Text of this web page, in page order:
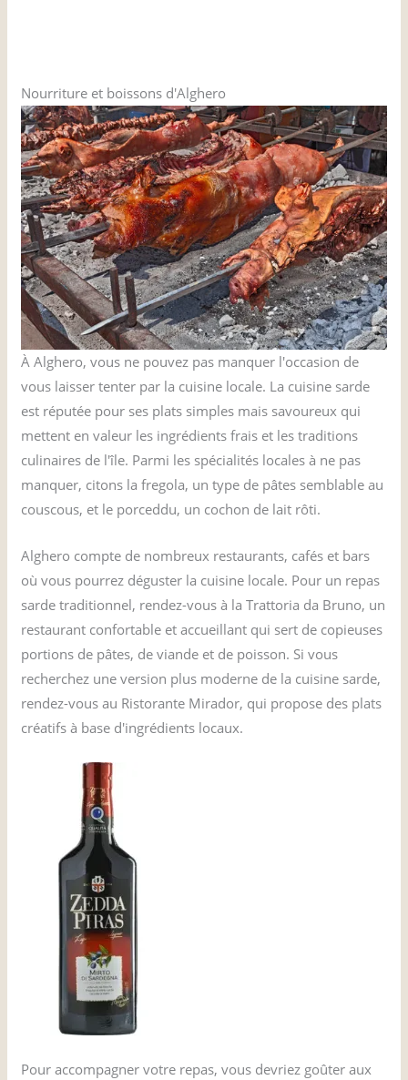
Nourriture et boissons d'Alghero
À Alghero, vous ne pouvez pas manquer l'occasion de
vous laisser tenter par la cuisine locale. La cuisine sarde
est réputée pour ses plats simples mais savoureux qui
mettent en valeur les ingrédients frais et les traditions
culinaires de l'île. Parmi les spécialités locales à ne pas
manquer, citons la fregola, un type de pâtes semblable au
couscous, et le porceddu, un cochon de lait rôti.
Alghero compte de nombreux restaurants, cafés et bars
où vous pourrez déguster la cuisine locale. Pour un repas
sarde traditionnel, rendez-vous à la Trattoria da Bruno, un
restaurant confortable et accueillant qui sert de copieuses
portions de pâtes, de viande et de poisson. Si vous
recherchez une version plus moderne de la cuisine sarde,
rendez-vous au Ristorante Mirador, qui propose des plats
créatifs à base d'ingrédients locaux.
Pour accompagner votre repas, vous devriez goûter aux